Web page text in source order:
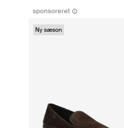
sponsoreret
Ny sæson